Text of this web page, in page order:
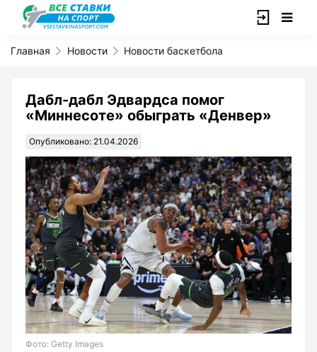
Главная Новости Новости баскетбола
Дабл-дабл Эдвардса помог
«Миннесоте» обыграть «Денвер»
Опубликовано: 21.04.2026
Фото: Getty Images